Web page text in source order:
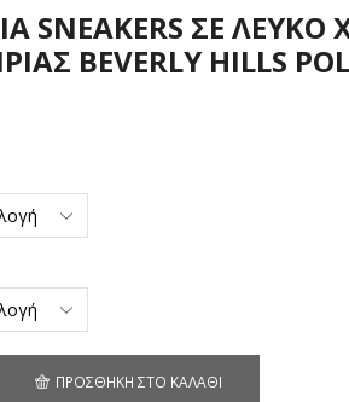
SNEAKERS ΣΕ
BEVERLY HILLS
ΠΡΟΣΘΉΚΗ ΣΤΟ ΚΑΛΆΘΙ